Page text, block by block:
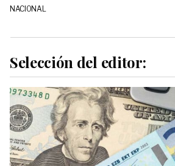
NACIONAL
Selección del editor: